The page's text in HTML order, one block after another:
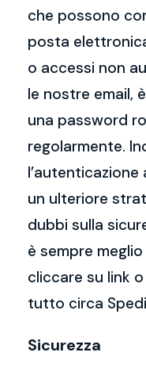
che possono
posta
o accessi non
le nostre email,
una password
regolarmente.
un ulteriore
dubbi sulla
è sempre
cliccare su link
tutto circa
Sicurezza